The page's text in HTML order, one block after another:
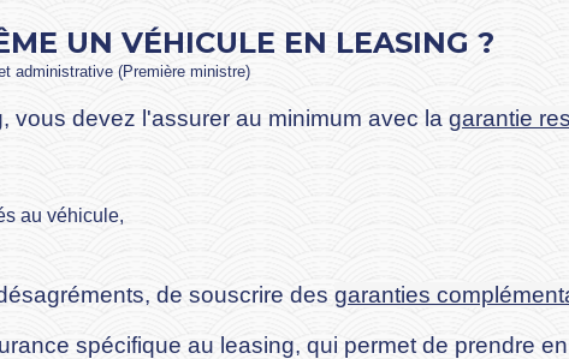
UN VÉHICULE EN LEASING ?
administrative (Première ministre)
, vous devez l'assurer au minimum avec la garantie
au véhicule,
de souscrire des garanties
spécifique au leasing, qui permet de prendre